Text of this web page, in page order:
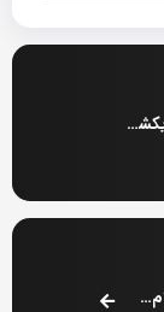
پیش بینی مهم بورسی برای یکشنبه ۵ مرداد
ارزش سهام عدالت ۵۰۰ هزار تومانی ها اعلام شد (۴ مرداد)